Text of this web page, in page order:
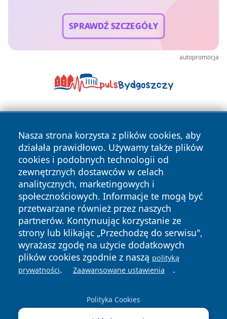
SPRAWDŹ SZCZEGÓŁY
autopromocja
Nasza strona korzysta z plików cookies, aby
działała prawidłowo. Używamy także plików
cookies i podobnych technologii od
zewnętrznych dostawców w celach
analitycznych, marketingowych i
społecznościowych. Informacje te mogą być
przetwarzane również przez naszych
partnerów. Kontynuując korzystanie ze
strony lub klikając „Przechodzę do serwisu",
wyrażasz zgodę na użycie dodatkowych
plików cookies zgodnie z naszą polityką
prywatności. Zaawansowane ustawienia .
Polityka Cookies
Copyright © 2026 portalkalisz.pl Wszystkie prawa
zastrzeżone.
News Autorzy
Polityka
Prywatności
Polityka
Cookies